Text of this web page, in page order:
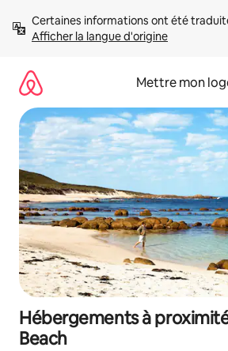
directement
Afficher la langue d'origine
Mettre mon
Hébergements à
Beach